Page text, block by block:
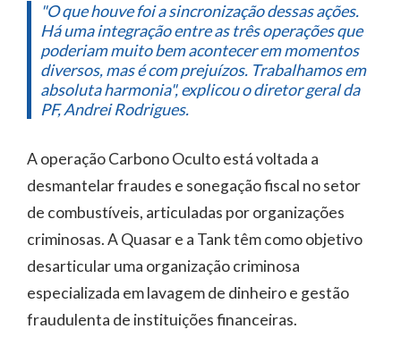
"O que houve foi a sincronização dessas ações.
Há uma integração entre as três operações que
poderiam muito bem acontecer em momentos
diversos, mas é com prejuízos. Trabalhamos em
absoluta harmonia", explicou o diretor geral da
PF, Andrei Rodrigues.
A operação Carbono Oculto está voltada a
desmantelar fraudes e sonegação fiscal no setor
de combustíveis, articuladas por organizações
criminosas. A Quasar e a Tank têm como objetivo
desarticular uma organização criminosa
especializada em lavagem de dinheiro e gestão
fraudulenta de instituições financeiras.